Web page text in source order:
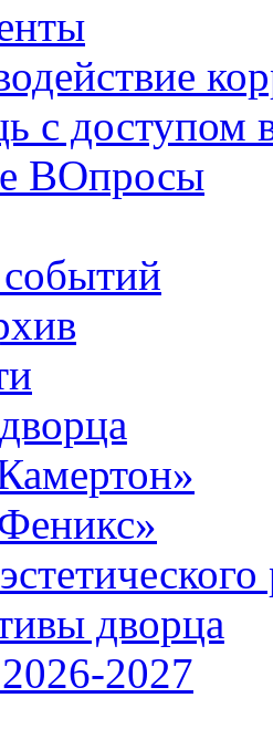
с доступом
ВОпросы
дворца
2027